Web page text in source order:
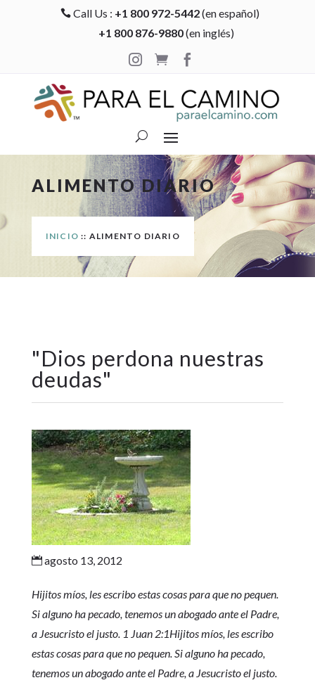
 Call Us : +1 800 972-5442(en español)
+1 800 876-9880(en inglés)

 
ALIMENTO DIARIO
INICIO :: ALIMENTO DIARIO
"Dios perdona nuestras
deudas"
agosto 13, 2012
Hijitos míos, les escribo estas cosas para que no pequen.
Si alguno ha pecado, tenemos un abogado ante el Padre,
a Jesucristo el justo. 1 Juan 2:1Hijitos míos, les escribo
estas cosas para que no pequen. Si alguno ha pecado,
tenemos un abogado ante el Padre, a Jesucristo el justo.